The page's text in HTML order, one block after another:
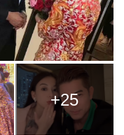
+25